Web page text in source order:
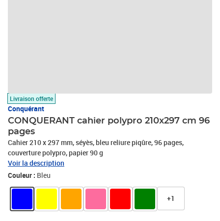
Livraison offerte
Conquérant
CONQUERANT cahier polypro 210x297 cm 96
pages
Cahier 210 x 297 mm, séyès, bleu reliure piqûre, 96 pages,
couverture polypro, papier 90 g
Voir la description
Couleur : Bleu
+1